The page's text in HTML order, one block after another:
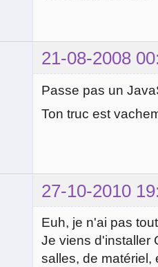
21-08-2008
Passe pas un
Ton truc est
27-10-2010
Euh, je n'ai pas
Je viens d'installer
salles, de matériel,